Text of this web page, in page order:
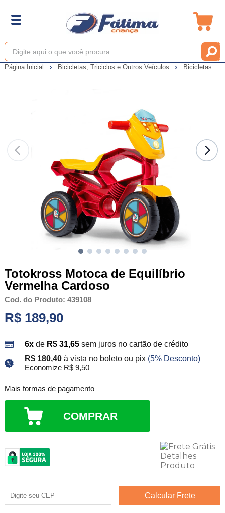
Página Inicial Bicicletas, Triciclos e Outros Veículos Bicicletas
Totokross Motoca de Equilíbrio
Vermelha Cardoso
Cod. do Produto: 439108
R$ 189,90
6xde R$ 31,65 sem juros no cartão de crédito
R$ 180,40 à vista no boleto ou pix (5% Desconto)
Economize R$ 9,50
Mais formas de pagamento
COMPRAR